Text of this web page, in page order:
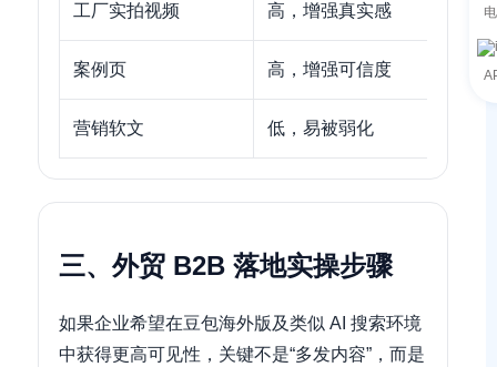
工厂实拍视频 高，增强真实感
案例页 高，增强可信度
营销软文 低，易被弱化
三、外贸 B2B 落地实操步骤
如果企业希望在豆包海外版及类似 AI 搜索环境
中获得更高可见性，关键不是“多发内容”，而是